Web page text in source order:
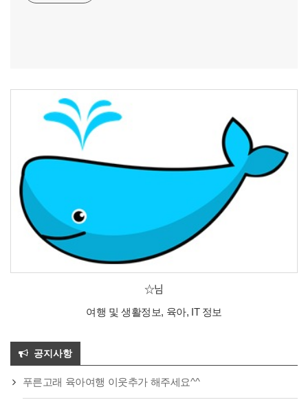
☆님
여행 및 생활정보, 육아, IT 정보
공지사항
푸른고래 육아여행 이웃추가 해주세요^^